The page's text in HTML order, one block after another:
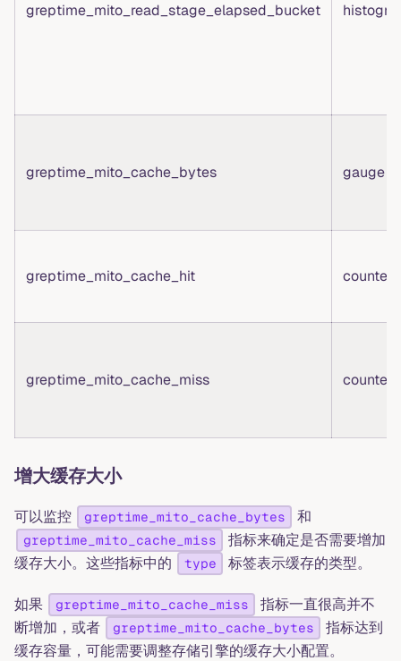
greptime_mito_read_stage_elapsed_bucket
greptime_mito_cache_bytes gauge
greptime_mito_cache_hit counter
greptime_mito_cache_miss counter
增大缓存大小
可以监控 greptime_mito_cache_bytes 和
greptime_mito_cache_miss
指标来确定是否需要增加
缓存大小。这些指标中的
type 标签表示缓存的类型。
如果 greptime_mito_cache_miss
指标一直很高并不
断增加，或者
greptime_mito_cache_bytes
指标达到
缓存容量，可能需要调整存储引擎的缓存大小配置。